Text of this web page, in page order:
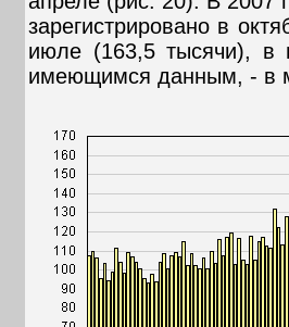
зарегистрировано в
июле (163,5 тысячи), в
имеющимся данным, - в